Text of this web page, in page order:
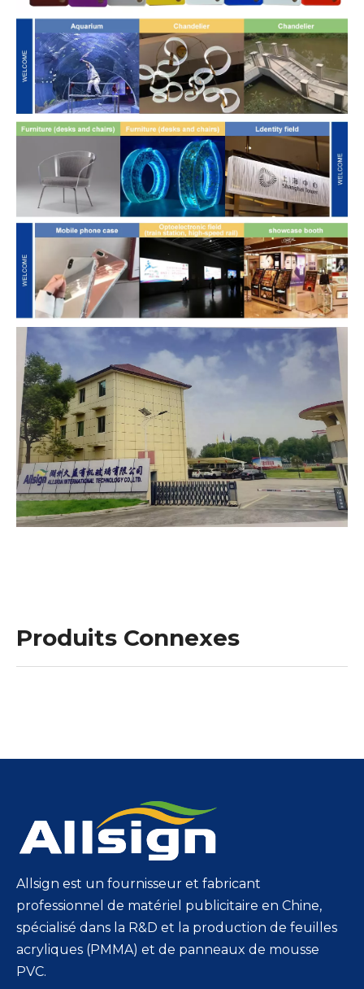
Produits Connexes
Allsign est un fournisseur et fabricant
professionnel de matériel publicitaire en Chine,
spécialisé dans la R&D et la production de feuilles
acryliques (PMMA) et de panneaux de mousse
PVC.